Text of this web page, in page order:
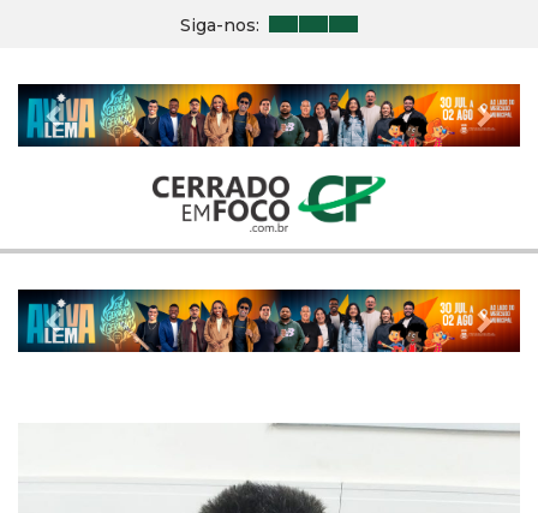
Siga-nos:
Previous Next
Previous Next